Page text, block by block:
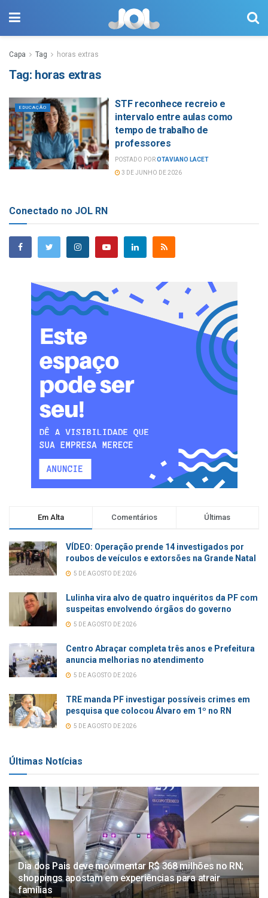
Capa Tag horas extras
Tag: horas extras
EDUCAÇÃO
STF reconhece recreio e
intervalo entre aulas como
tempo de trabalho de
professores
POSTADO POROTAVIANO LACET
3 DE JUNHO DE 2026
Conectado no JOL RN
Em Alta Comentários Últimas
VÍDEO: Operação prende 14 investigados por
roubos de veículos e extorsões na Grande Natal
5 DE AGOSTO DE 2026
Lulinha vira alvo de quatro inquéritos da PF com
suspeitas envolvendo órgãos do governo
5 DE AGOSTO DE 2026
Centro Abraçar completa três anos e Prefeitura
anuncia melhorias no atendimento
5 DE AGOSTO DE 2026
TRE manda PF investigar possíveis crimes em
pesquisa que colocou Álvaro em 1º no RN
5 DE AGOSTO DE 2026
Últimas Notícias
Dia dos Pais deve movimentar R$ 368 milhões no RN;
shoppings apostam em experiências para atrair
famílias